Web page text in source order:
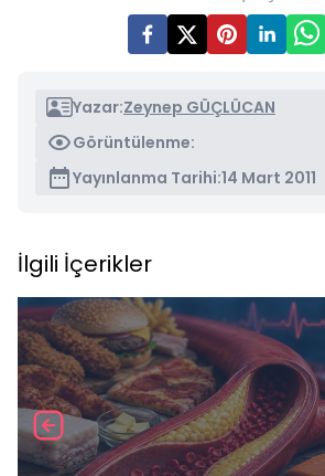
Yazar:Zeynep GÜÇLÜCAN
Görüntülenme:
Yayınlanma Tarihi:14 Mart 2011
İlgili İçerikler